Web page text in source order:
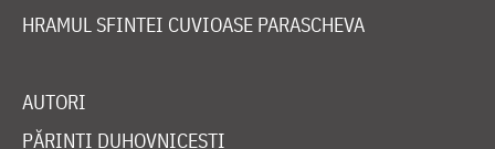
HRAMUL SFINTEI CUVIOASE PARASCHEVA
AUTORI
PĂRINȚI DUHOVNICEȘTI